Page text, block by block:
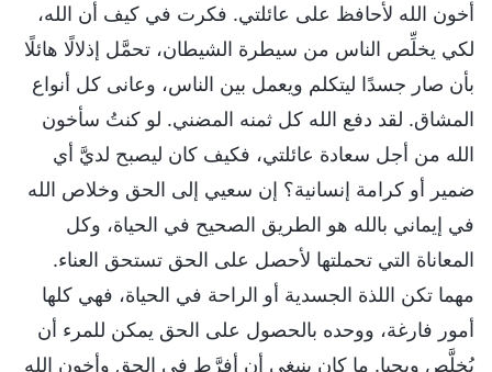
أخون الله لأحافظ على عائلتي. فكرت في كيف أن الله،
لكي يخلِّص الناس من سيطرة الشيطان، تحمَّل إذلالًا هائلًا
بأن صار جسدًا ليتكلم ويعمل بين الناس، وعانى كل أنواع
المشاق. لقد دفع الله كل ثمنه المضني. لو كنتُ سأخون
الله من أجل سعادة عائلتي، فكيف كان ليصبح لديَّ أي
ضمير أو كرامة إنسانية؟ إن سعيي إلى الحق وخلاص الله
في إيماني بالله هو الطريق الصحيح في الحياة، وكل
المعاناة التي تحملتها لأحصل على الحق تستحق العناء.
مهما تكن اللذة الجسدية أو الراحة في الحياة، فهي كلها
أمور فارغة، ووحده بالحصول على الحق يمكن للمرء أن
يُخلَّص ويحيا. ما كان ينبغي أن أفرَّط في الحق وأخون الله